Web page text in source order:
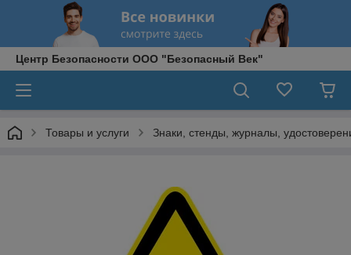
Центр Безопасности ООО "Безопасный Век"
Товары и услуги Знаки, стенды, журналы,